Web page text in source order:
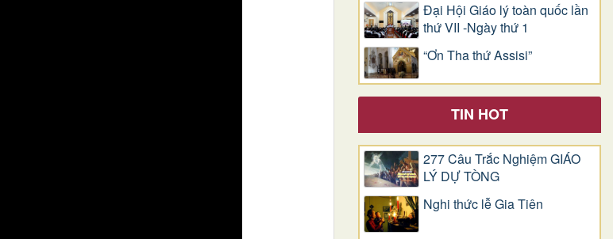
Đại Hội Giáo lý toàn quốc lần
thứ VII -Ngày thứ 1
“Ơn Tha thứ Assisi”
TIN HOT
277 Câu Trắc Nghiệm GIÁO
LÝ DỰ TÒNG
Nghi thức lễ Gia Tiên